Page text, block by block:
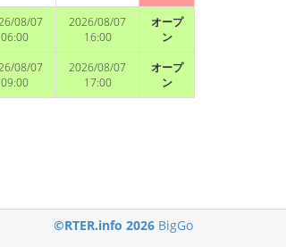
08/07
06:00
2026/08/07
16:00
オープ
ン
08/07
09:00
2026/08/07
17:00
オープ
ン
©RTER.info 2026 BigGo